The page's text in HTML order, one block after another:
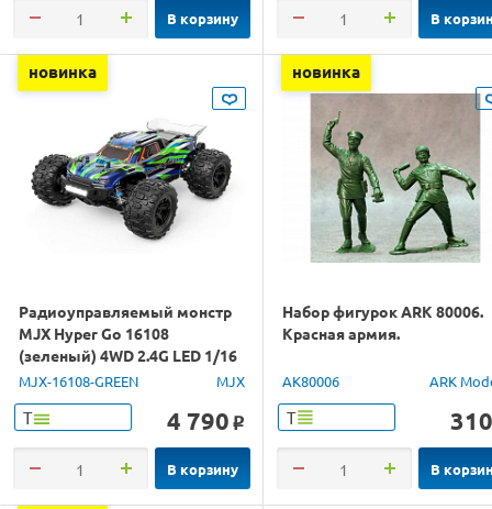
В корзину В
новинка
Радиоуправляемый монстр
MJX Hyper Go 16108
(зеленый) 4WD 2.4G LED 1/16
RTR
MJX-16108-GREEN MJX
Т 4 790 o
В корзину
новинка
Набор фигурок ARK 80006.
Красная армия.
AK80006 ARK
Т 310
В